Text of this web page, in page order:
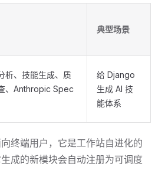
典型场景
析、技能生成、质
、Anthropic Spec
给 Django
生成 AI 技
能体系
终端用户，它是工作站自进化的
成的新模块会自动注册为可调度